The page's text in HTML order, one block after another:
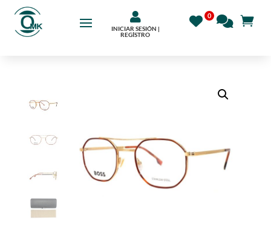

INICIAR SESIÓN |
REGÍSTRO